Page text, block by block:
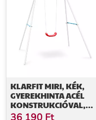
KLARFIT MIRI, KÉK,
GYEREKHINTA ACÉL
KONSTRUKCIÓVAL,
KERTI HASZNÁLATRA